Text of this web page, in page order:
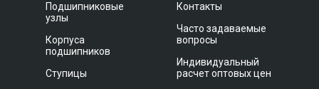
Подшипниковые
узлы
Корпуса
подшипников
Ступицы
Контакты
Часто задаваемые
вопросы
Индивидуальный
расчет оптовых цен